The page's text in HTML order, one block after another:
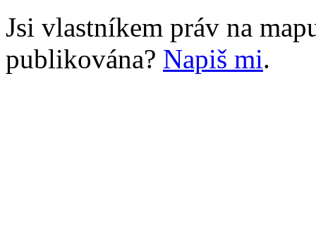
Jsi vlastníkem práv na
publikována? Napiš mi.